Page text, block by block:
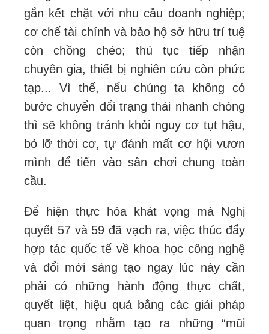
gắn kết chặt với nhu cầu doanh nghiệp;
cơ chế tài chính và bảo hộ sở hữu trí tuệ
còn chồng chéo; thủ tục tiếp nhận
chuyên gia, thiết bị nghiên cứu còn phức
tạp... Vì thế, nếu chúng ta không có
bước chuyển đổi trạng thái nhanh chóng
thì sẽ không tránh khỏi nguy cơ tụt hậu,
bỏ lỡ thời cơ, tự đánh mất cơ hội vươn
mình để tiến vào sân chơi chung toàn
cầu.
Để hiện thực hóa khát vọng mà Nghị
quyết 57 và 59 đã vạch ra, việc thúc đẩy
hợp tác quốc tế về khoa học công nghệ
và đổi mới sáng tạo ngay lúc này cần
phải có những hành động thực chất,
quyết liệt, hiệu quả bằng các giải pháp
quan trọng nhằm tạo ra những “mũi